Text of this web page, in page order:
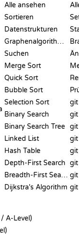
Alle ansehen
Sortieren
Datenstrukturen
Graphenalgorithmen
Suchen
Merge Sort
Quick Sort
Bubble Sort
Selection Sort
Binary Search
Binary Search Tree
Linked List
Hash Table
Depth-First Search
Breadth-First Search
Dijkstra's Algorithm
git
git
git
git
git
A-Level)